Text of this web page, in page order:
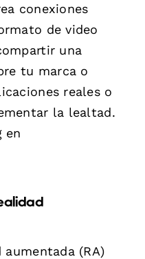
conexiones
de video
una
tu marca o
reales o
la lealtad.
en
(RA)